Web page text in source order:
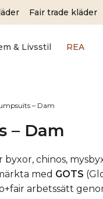
Fair trade kläder
& Livsstil REA
– Dam
– Dam
byxor, chinos,
med GOTS
arbetssätt